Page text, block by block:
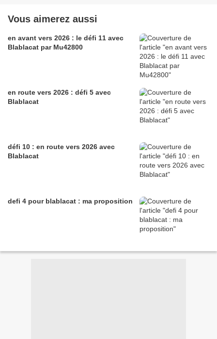
Vous aimerez aussi
en avant vers 2026 : le défi 11 avec
Blablacat par Mu42800
en route vers 2026 : défi 5 avec
Blablacat
défi 10 : en route vers 2026 avec
Blablacat
defi 4 pour blablacat : ma proposition